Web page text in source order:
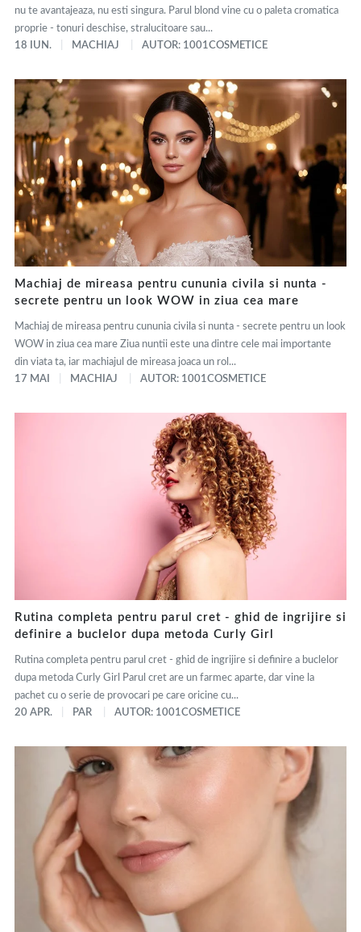
nu te avantajeaza, nu esti singura. Parul blond vine cu o paleta cromatica
proprie - tonuri deschise, stralucitoare sau...
18 IUN.
MACHIAJ AUTOR: 1001COSMETICE
Machiaj de mireasa pentru cununia civila si nunta -
secrete pentru un look WOW in ziua cea mare
Machiaj de mireasa pentru cununia civila si nunta - secrete pentru un look
WOW in ziua cea mare Ziua nuntii este una dintre cele mai importante
din viata ta, iar machiajul de mireasa joaca un rol...
17 MAI
MACHIAJ AUTOR: 1001COSMETICE
Rutina completa pentru parul cret - ghid de ingrijire si
definire a buclelor dupa metoda Curly Girl
Rutina completa pentru parul cret - ghid de ingrijire si definire a buclelor
dupa metoda Curly Girl Parul cret are un farmec aparte, dar vine la
pachet cu o serie de provocari pe care oricine cu...
20 APR.
PAR AUTOR: 1001COSMETICE